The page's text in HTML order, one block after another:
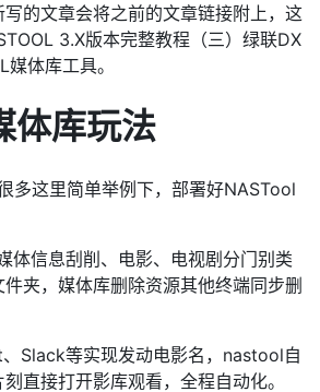
的文章会将之前的文章链接附上，这
3.X版本完整教程（三）绿联DX
体库工具。
体库玩法
多这里简单举例下，部署好NASTool
体信息刮削、电影、电视剧分门别类
夹，媒体库删除资源其他终端同步删
Slack等实现发动电影名，nastool自
直接打开影库观看，全程自动化。